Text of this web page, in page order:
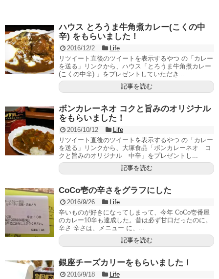
ハウス とろうま牛角煮カレー(こくの中
辛) をもらいました！
2016/12/2
Life
リツイート直後のツイートを表示するやつ の「カレー
を送る」リンクから、ハウス「とろうま牛角煮カレー
(こくの中辛) 」をプレゼントしていただき...
記事を読む
ボンカレーネオ コクと旨みのオリジナル
をもらいました！
2016/10/12
Life
リツイート直後のツイートを表示するやつ の「カレー
を送る」リンクから、大塚食品「ボンカレーネオ コ
クと旨みのオリジナル 中辛」をプレゼントし...
記事を読む
CoCo壱の辛さをグラフにした
2016/9/26
Life
辛いものが好きになってしまって、今年 CoCo壱番屋
のカレー10辛も達成した。昔は必ず甘口だったのに。
辛さ 辛さは、メニュー に、...
記事を読む
銀座チーズカリーをもらいました！
2016/9/18
Life